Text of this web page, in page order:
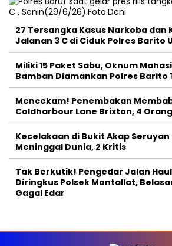
27 Tersangka Kasus Narkoba dan
Jalanan 3 C di Ciduk Polres Barito
Miliki 15 Paket Sabu, Oknum
Bamban Diamankan Polres Barito
Mencekam! Penembakan
Coldharbour Lane Brixton, 4
Kecelakaan di Bukit Akap
Meninggal Dunia, 2 Kritis
Tak Berkutik! Pengedar Jalan
Diringkus Polsek Montallat,
Gagal Edar